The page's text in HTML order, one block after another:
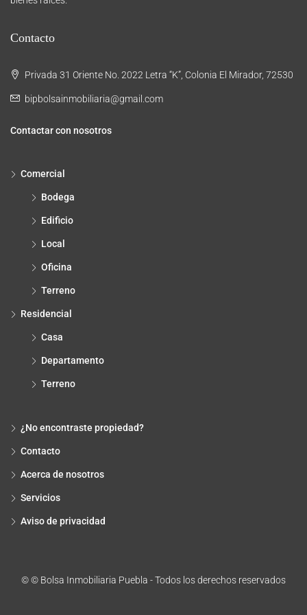
Contacto
Privada 31 Oriente No. 2022 Letra “K”, Colonia El Mirador, 72530
bipbolsainmobiliaria@gmail.com
Contactar con nosotros
Comercial
Bodega
Edificio
Local
Oficina
Terreno
Residencial
Casa
Departamento
Terreno
¿No encontraste propiedad?
Contacto
Acerca de nosotros
Servicios
Aviso de privacidad
© © Bolsa Inmobiliaria Puebla - Todos los derechos reservados